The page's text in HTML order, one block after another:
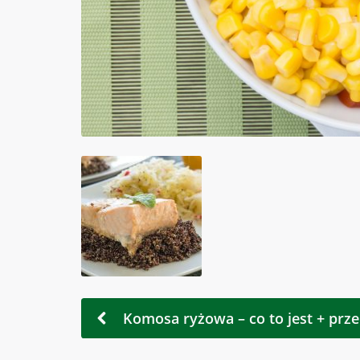
Komosa ryżowa – co to jest +